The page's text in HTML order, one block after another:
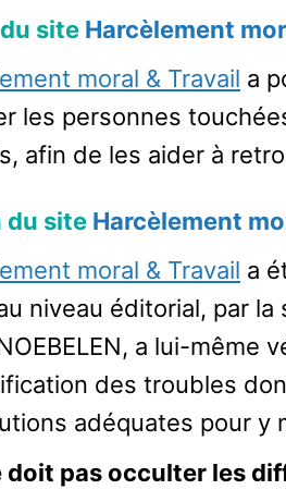
site Harcèlement
moral & Travail a
les personnes
afin de les aider à
du site Harcèlement
moral & Travail a
niveau éditorial, par la
a lui-même
des troubles
adéquates pour y
doit pas occulter les